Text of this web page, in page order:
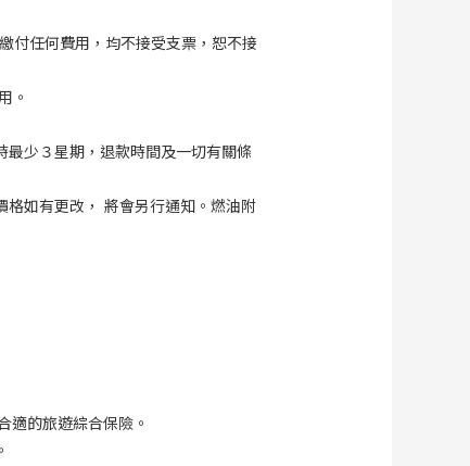
付任何費用，均不接受支票，恕不接
。
少３星期，退款時間及一切有關條
如有更改， 將會另行通知。燃油附
適的旅遊綜合保險。